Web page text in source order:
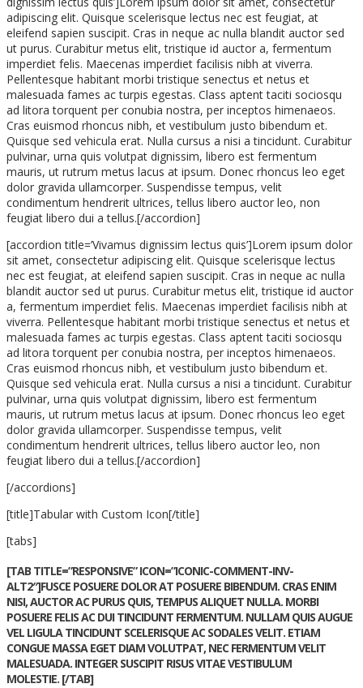
adipiscing elit. Quisque scelerisque lectus nec est feugiat, at
eleifend sapien suscipit. Cras in neque ac nulla blandit auctor sed
ut purus. Curabitur metus elit, tristique id auctor a, fermentum
imperdiet felis. Maecenas imperdiet facilisis nibh at viverra.
Pellentesque habitant morbi tristique senectus et netus et
malesuada fames ac turpis egestas. Class aptent taciti sociosqu
ad litora torquent per conubia nostra, per inceptos himenaeos.
Cras euismod rhoncus nibh, et vestibulum justo bibendum et.
Quisque sed vehicula erat. Nulla cursus a nisi a tincidunt. Curabitur
pulvinar, urna quis volutpat dignissim, libero est fermentum
mauris, ut rutrum metus lacus at ipsum. Donec rhoncus leo eget
dolor gravida ullamcorper. Suspendisse tempus, velit
condimentum hendrerit ultrices, tellus libero auctor leo, non
feugiat libero dui a tellus.[/accordion]
[accordion title=’Vivamus dignissim lectus quis’]Lorem ipsum dolor
sit amet, consectetur adipiscing elit. Quisque scelerisque lectus
nec est feugiat, at eleifend sapien suscipit. Cras in neque ac nulla
blandit auctor sed ut purus. Curabitur metus elit, tristique id auctor
a, fermentum imperdiet felis. Maecenas imperdiet facilisis nibh at
viverra. Pellentesque habitant morbi tristique senectus et netus et
malesuada fames ac turpis egestas. Class aptent taciti sociosqu
ad litora torquent per conubia nostra, per inceptos himenaeos.
Cras euismod rhoncus nibh, et vestibulum justo bibendum et.
Quisque sed vehicula erat. Nulla cursus a nisi a tincidunt. Curabitur
pulvinar, urna quis volutpat dignissim, libero est fermentum
mauris, ut rutrum metus lacus at ipsum. Donec rhoncus leo eget
dolor gravida ullamcorper. Suspendisse tempus, velit
condimentum hendrerit ultrices, tellus libero auctor leo, non
feugiat libero dui a tellus.[/accordion]
[/accordions]
[title]Tabular with Custom Icon[/title]
[tabs]
[TAB TITLE=”RESPONSIVE” ICON=”ICONIC-COMMENT-INV-
ALT2″]FUSCE POSUERE DOLOR AT POSUERE BIBENDUM. CRAS ENIM
NISI, AUCTOR AC PURUS QUIS, TEMPUS ALIQUET NULLA. MORBI
POSUERE FELIS AC DUI TINCIDUNT FERMENTUM. NULLAM QUIS AUGUE
VEL LIGULA TINCIDUNT SCELERISQUE AC SODALES VELIT. ETIAM
CONGUE MASSA EGET DIAM VOLUTPAT, NEC FERMENTUM VELIT
MALESUADA. INTEGER SUSCIPIT RISUS VITAE VESTIBULUM
MOLESTIE. [/TAB]